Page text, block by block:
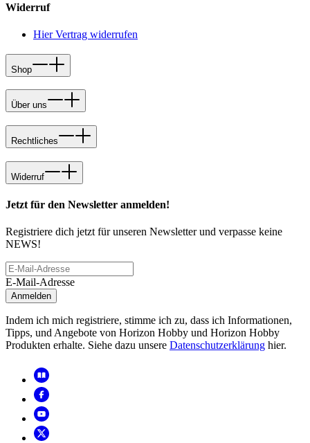
Widerruf
Hier Vertrag widerrufen
Shop
Über uns
Rechtliches
Widerruf
Jetzt für den Newsletter anmelden!
Registriere dich jetzt für unseren Newsletter und verpasse keine
NEWS!
E-Mail-Adresse
Anmelden
Indem ich mich registriere, stimme ich zu, dass ich Informationen,
Tipps, und Angebote von Horizon Hobby und Horizon Hobby
Produkten erhalte. Siehe dazu unsere Datenschutzerklärung hier.